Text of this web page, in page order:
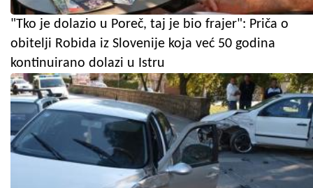
"Tko je dolazio u Poreč, taj je bio frajer": Priča o
obitelji Robida iz Slovenije koja već 50 godina
kontinuirano dolazi u Istru